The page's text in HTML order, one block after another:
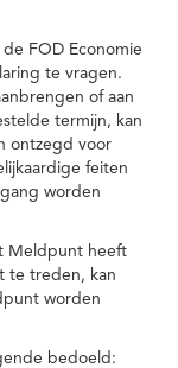
FOD Economie
te vragen.
of aan
termijn, kan
ontzegd voor
feiten
worden
Meldpunt heeft
te treden, kan
worden
bedoeld: